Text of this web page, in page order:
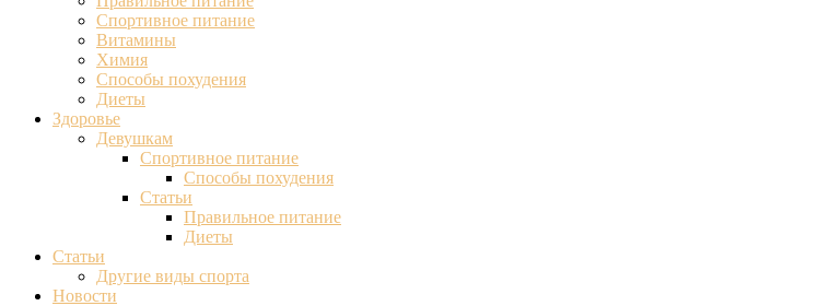
Спортивное питание
Витамины
Химия
Способы похудения
Диеты
Здоровье
Девушкам
Спортивное питание
Способы похудения
Статьи
Правильное питание
Диеты
Статьи
Другие виды спорта
Новости